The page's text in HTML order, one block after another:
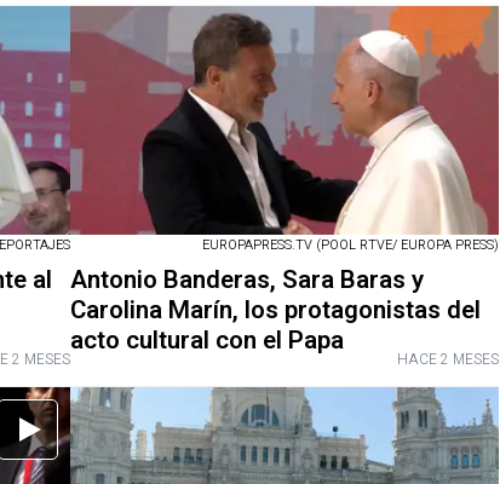
al
2 MESES
EUROPAPRESS.TV (POOL RTVE/ EUROPA PRESS)
Antonio Banderas, Sara Baras y
Carolina Marín, los protagonistas del
acto cultural con el Papa
HACE 2 MESES